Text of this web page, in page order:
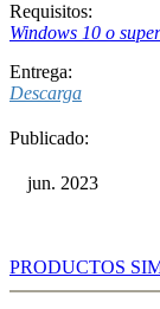
Requisitos:
Windows 10 o
Entrega:
Descarga
Publicado:
jun. 2023
PRODUCTOS